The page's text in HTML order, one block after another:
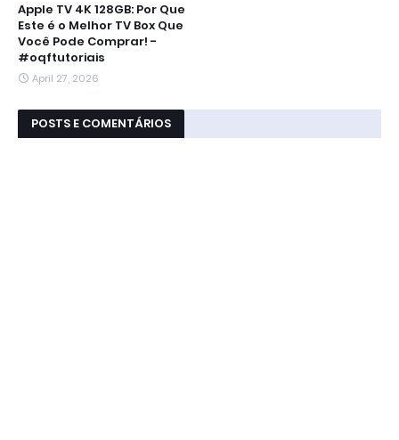
Apple TV 4K 128GB: Por Que
Este é o Melhor TV Box Que
Você Pode Comprar! -
#oqftutoriais
April 27, 2026
POSTS E COMENTÁRIOS